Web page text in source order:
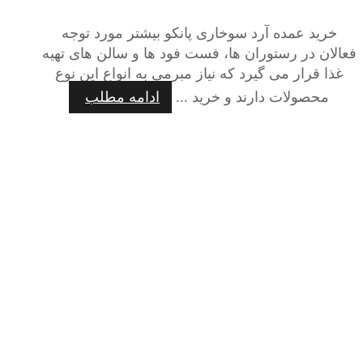
خرید عمده آرد سوخاری پانکو بیشتر مورد توجه
فعالان در رستوران ها، فست فود ها و سالن های تهیه
غذا قرار می گیرد که نیاز مبرمی به انواع این نوع
محصولات دارند و خرید ...
ادامه مطلب